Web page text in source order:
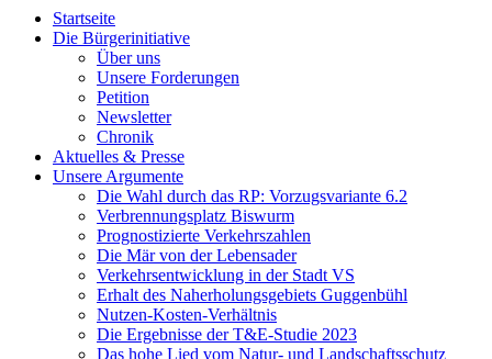
Zusammenschluss von Bürgerinnen und Bürgern der Stadt Villingen-
Schwenningen, der sich klar gegen den Bau des Nordzubringers,
dem Weiterbau der B523, positioniert.
Startseite
Die Bürgerinitiative
Über uns
Unsere Forderungen
Petition
Newsletter
Chronik
Aktuelles & Presse
Unsere Argumente
Die Wahl durch das RP: Vorzugsvariante 6.2
Verbrennungsplatz Biswurm
Prognostizierte Verkehrszahlen
Die Mär von der Lebensader
Verkehrsentwicklung in der Stadt VS
Erhalt des Naherholungsgebiets Guggenbühl
Nutzen-Kosten-Verhältnis
Die Ergebnisse der T&E-Studie 2023
Das hohe Lied vom Natur- und Landschaftsschutz